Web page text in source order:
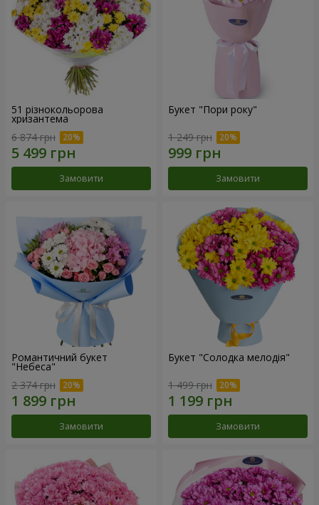
51 різнокольорова
хризантема
6 874 грн
Замовити
Букет "Пори року"
1 249 грн
Замовити
Романтичний букет
"Небеса"
2 374 грн
Замовити
Букет "Солодка мелодія"
1 499 грн
Замовити